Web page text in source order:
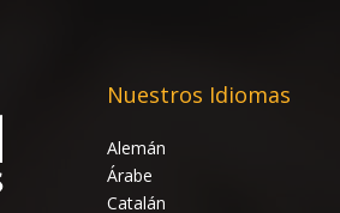
Nuestros Idiomas
Alemán
Árabe
Catalán